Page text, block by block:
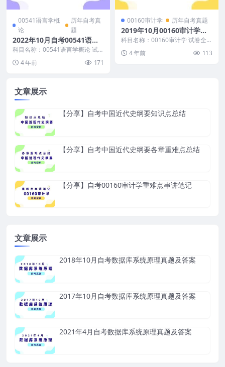
00541语言学概
论
历年自考真
题
2022年10月自考00541语言
学概论真题
科目名称：00541语言学概论 试卷
考试语言学...
4 年前 171
00160审计学 历年自考真题
2019年10月00160审计学自
考真题及答案
科目名称：00160审计学 试卷全
试审计学试题...
4 年前 113
文章展示
【分享】自考中国近代史纲要知识点总结
【分享】自考中国近代史纲要各章重难点总结
【分享】自考00160审计学重难点串讲笔记
文章展示
2018年10月自考数据库系统原理真题及答案
2017年10月自考数据库系统原理真题及答案
2021年4月自考数据库系统原理真题及答案